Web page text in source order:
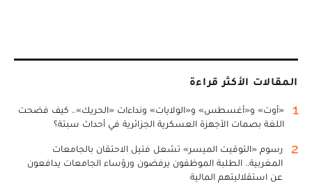
المقالات الأكثر قراءة
1
«أوت» و«أغسطس» و«الولايات» ونداءات «الحريك».. كيف فضحت
اللغة بصمات الأجهزة العسكرية الجزائرية في أحداث سبتة؟
2
رسوم «التوقيت الميسر» تشعل فتيل الاحتقان بالجامعات
المغربية.. الطلبة الموظفون يرفضون ورؤساء الجامعات يدافعون
عن استقلاليتهم المالية